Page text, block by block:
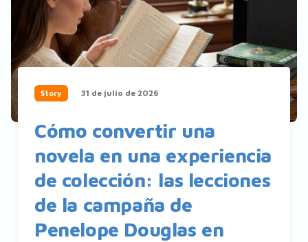
Story 31 de julio de 2026
Cómo convertir una
novela en una experiencia
de colección: las lecciones
de la campaña de
Penelope Douglas en